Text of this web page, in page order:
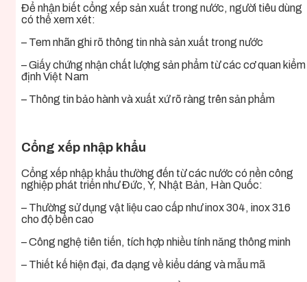
Để nhận biết cổng xếp sản xuất trong nước, người tiêu dùng
có thể xem xét:
– Tem nhãn ghi rõ thông tin nhà sản xuất trong nước
– Giấy chứng nhận chất lượng sản phẩm từ các cơ quan kiểm
định Việt Nam
– Thông tin bảo hành và xuất xứ rõ ràng trên sản phẩm
Cổng xếp nhập khẩu
Cổng xếp nhập khẩu thường đến từ các nước có nền công
nghiệp phát triển như Đức, Ý, Nhật Bản, Hàn Quốc:
– Thường sử dụng vật liệu cao cấp như inox 304, inox 316
cho độ bền cao
– Công nghệ tiên tiến, tích hợp nhiều tính năng thông minh
– Thiết kế hiện đại, đa dạng về kiểu dáng và mẫu mã